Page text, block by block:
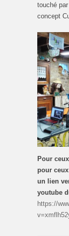
touché
concept
Pour
pour
un lien
youtube
https://